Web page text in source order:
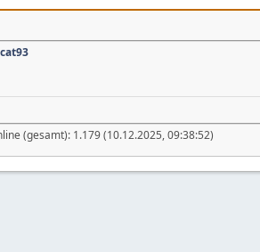
(gesamt): 1.179 (10.12.2025, 09:38:52)